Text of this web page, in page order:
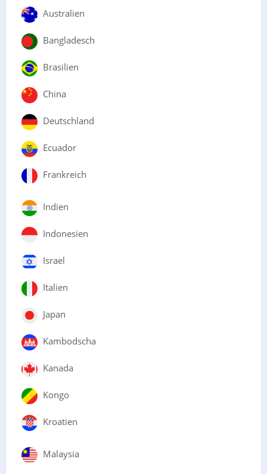
Australien
Bangladesch
Brasilien
China
Deutschland
Ecuador
Frankreich
Indien
Indonesien
Israel
Italien
Japan
Kambodscha
Kanada
Kongo
Kroatien
Malaysia